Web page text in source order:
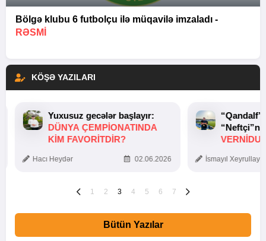
Bölgə klubu 6 futbolçu ilə müqavilə imzaladı -
RƏSMİ
KÖŞƏ YAZILARI
Yuxusuz gecələr başlayır:
DÜNYA ÇEMPIONATINDA
KIM FAVORITDIR?
Hacı Heydər 02.06.2026 İsmayıl
1 2 3 4 5 6 7
Bütün Yazılar